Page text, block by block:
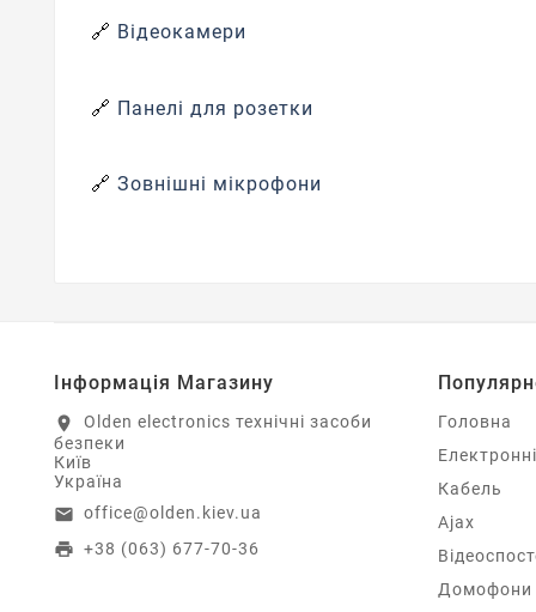
🔗 Відеокамери
🔗 Панелі для розетки
🔗 Зовнішні мікрофони
Інформація Магазину
location_on
Olden electronics технічні засоби
безпеки
Київ
Україна
email office@olden.kiev.ua
print +38 (063) 677-70-36
Головна
Кабель
Ajax
Домофони